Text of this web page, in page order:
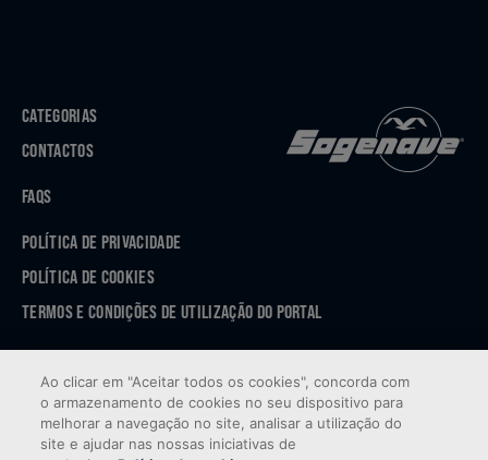
CATEGORIAS
CONTACTOS
FAQS
POLÍTICA DE PRIVACIDADE
POLÍTICA DE COOKIES
TERMOS E CONDIÇÕES DE UTILIZAÇÃO DO PORTAL
GOOGLE PLAY
Ao clicar em "Aceitar todos os cookies", concorda com
o armazenamento de cookies no seu dispositivo para
melhorar a navegação no site, analisar a utilização do
site e ajudar nas nossas iniciativas de